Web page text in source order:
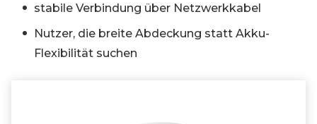
stabile Verbindung über Netzwerkkabel
Nutzer, die breite Abdeckung statt Akku-
Flexibilität suchen